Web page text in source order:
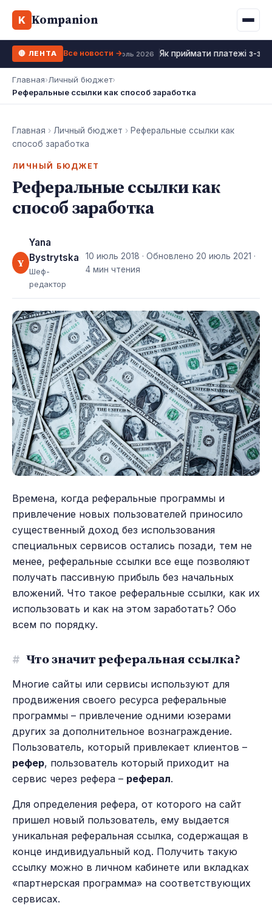
K Kompanion
Калькулятор МФО
Все 10 МФО →
Жизни
WhiteBIT
Kuna
Bybit
OKX
Все 10 бирж →
Ипотека
Депозит
Рефинансирование
ФОП налоги
🔴 ЛЕНТА 18 июль 2026 Як приймати платежі з-
Все новости →
Главная›Личный бюджет›
Реферальные ссылки как способ заработка
Главная › Личный бюджет › Реферальные ссылки как
способ заработка
ЛИЧНЫЙ БЮДЖЕТ
Реферальные ссылки как
способ заработка
Y
Yana
Bystrytska
Шеф-
редактор
10 июль 2018 · Обновлено20 июль 2021 ·
4 мин чтения
Времена, когда реферальные программы и
привлечение новых пользователей приносило
существенный доход без использования
специальных сервисов остались позади, тем не
менее, реферальные ссылки все еще позволяют
получать пассивную прибыль без начальных
вложений. Что такое реферальные ссылки, как их
использовать и как на этом заработать? Обо
всем по порядку.
# Что значит реферальная ссылка?
Многие сайты или сервисы используют для
продвижения своего ресурса реферальные
программы – привлечение одними юзерами
других за дополнительное вознаграждение.
Пользователь, который привлекает клиентов –
рефер, пользователь который приходит на
сервис через рефера – реферал.
Для определения рефера, от которого на сайт
пришел новый пользователь, ему выдается
уникальная реферальная ссылка, содержащая в
конце индивидуальный код. Получить такую
ссылку можно в личном кабинете или вкладках
«партнерская программа» на соответствующих
сервисах.